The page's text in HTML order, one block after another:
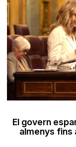
El govern
almenys fins